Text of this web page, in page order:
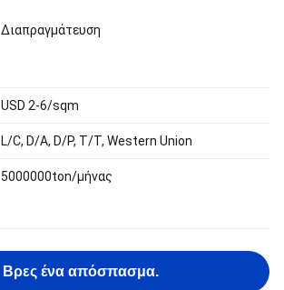
Διαπραγμάτευση
USD 2-6/sqm
L/C, D/A, D/P, T/T, Western Union
5000000ton/μήνας
Βρες ένα απόσπασμα.